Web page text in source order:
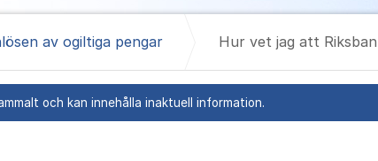
av ogiltiga pengar
och kan innehålla inaktuell information.